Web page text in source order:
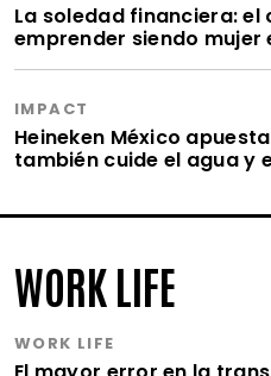
La soledad financiera: el
emprender siendo mujer
IMPACT
Heineken México
también cuide el agua y
WORK LIFE
WORK LIFE